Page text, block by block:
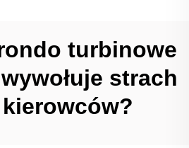
turbinowe
strach